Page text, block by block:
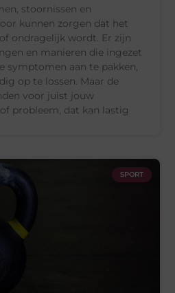
stoornissen en
kunnen zorgen dat het
ondragelijk wordt. Er zijn
en manieren die ingezet
symptomen aan te pakken,
op te lossen. Maar de
voor juist jouw
probleem, dat kan lastig
SPORT